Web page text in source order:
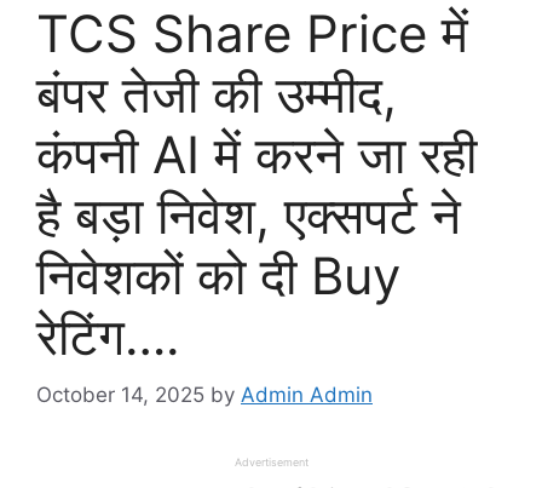
TCS Share Price में
बंपर तेजी की उम्मीद,
कंपनी AI में करने जा रही
है बड़ा निवेश, एक्सपर्ट ने
निवेशकों को दी Buy
रेटिंग….
October 14, 2025 by Admin Admin
Advertisement